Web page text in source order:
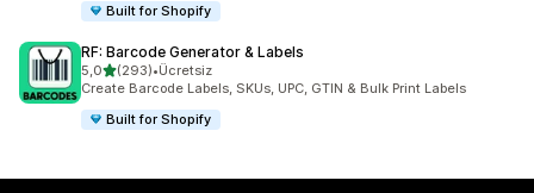
Built for Shopify
RF: Barcode Generator & Labels
5,05 yıldız üzerinden
(293)
toplam 293 değerlendirme
•Ücretsiz
Create Barcode Labels, SKUs, UPC, GTIN & Bulk Print Labels
Built for Shopify